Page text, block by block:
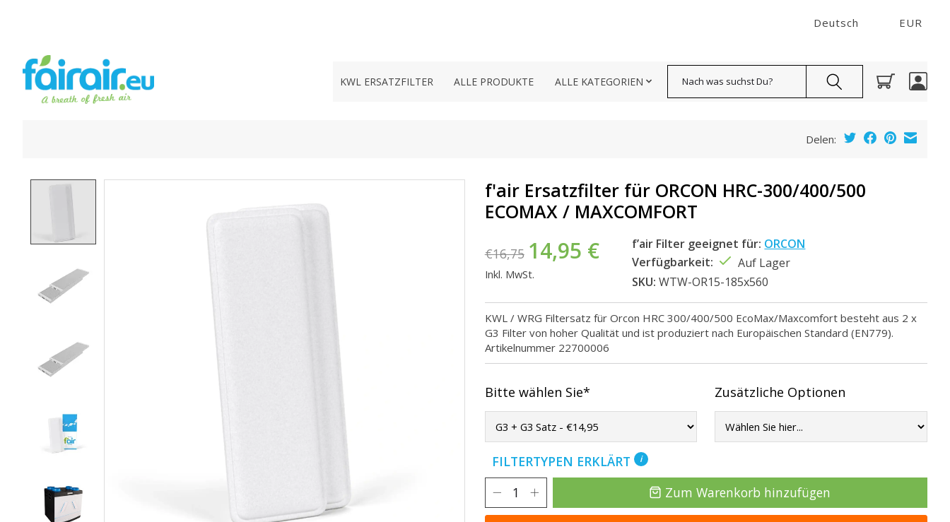
Deutsch EUR
KWL ERSATZFILTER ALLE PRODUKTE ALLE KATEGORIEN
Delen:
f'air Ersatzfilter für ORCON HRC-300/400/500
ECOMAX / MAXCOMFORT
€16,75 14,95 €
Inkl. MwSt.
f’air Filter geeignet für: ORCON
Verfügbarkeit:
Auf Lager
SKU: WTW-OR15-185x560
KWL / WRG Filtersatz für Orcon HRC 300/400/500 EcoMax/Maxcomfort besteht aus 2 x
G3 Filter von hoher Qualität und ist produziert nach Europäischen Standard (EN779).
Artikelnummer 22700006
Bitte wählen Sie* Zusätzliche Optionen
FILTERTYPEN ERKLÄRT i
Zum Warenkorb hinzufügen